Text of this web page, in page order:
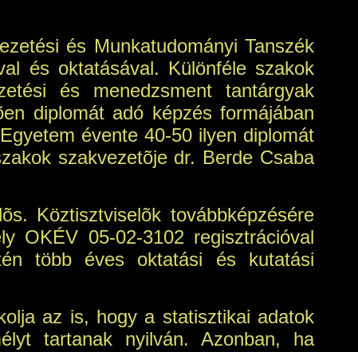
és Munkatudományi Tanszék
és oktatásával. Különféle szakok
és menedzsment tantárgyak
diplomát adó képzés formájában
évente 40-50 ilyen diplomát
szakvezetõje dr. Berde Csaba
Köztisztviselõk továbbképzésére
OKÉV 05-02-3102 regisztrációval
több éves oktatási és kutatási
az is, hogy a statisztikai adatok
tartanak nyilván. Azonban, ha